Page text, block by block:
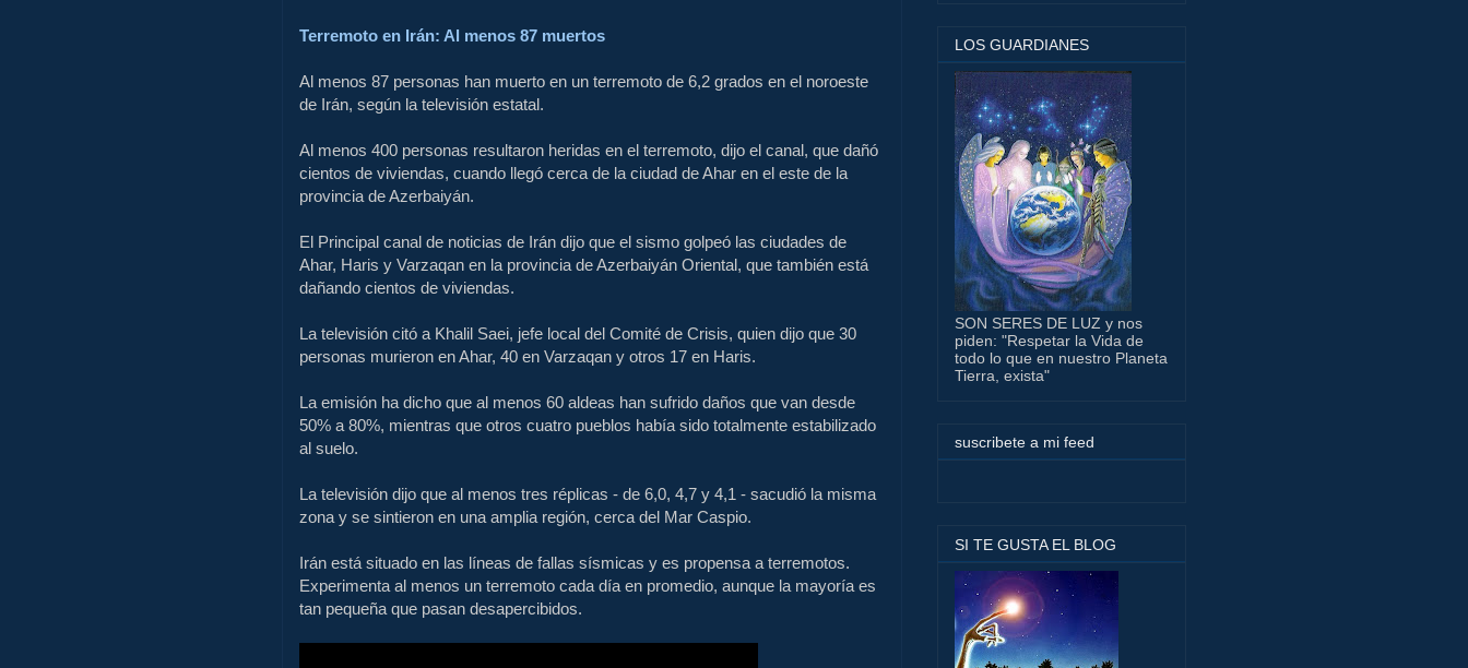
Terremoto en Irán: Al menos 87 muertos
Al menos 87 personas han muerto en un terremoto de 6,2 grados en el noroeste
de Irán, según la televisión estatal.
Al menos 400 personas resultaron heridas en el terremoto, dijo el canal, que dañó
cientos de viviendas, cuando llegó cerca de la ciudad deAhar en el este de la
provincia de Azerbaiyán.
El Principal canal de noticias de Irán dijo que el sismo golpeó las ciudades de
Ahar, Haris y Varzaqan en la provincia de Azerbaiyán Oriental, que también está
dañando cientos de viviendas.
La televisión citó a Khalil Saei, jefe local del Comité de Crisis, quien dijo que 30
personas murieron enAhar, 40 en Varzaqan y otros 17 en Haris.
La emisión ha dicho que al menos 60 aldeas han sufrido daños que van desde
50% a 80%, mientras que otros cuatro pueblos había sido totalmente estabilizado
al suelo.
La televisión dijo que al menos tres réplicas - de 6,0, 4,7 y 4,1 - sacudió la misma
zona y se sintieron en una amplia región, cerca del Mar Caspio.
Irán está situado en las líneas de fallas sísmicas y es propensa a terremotos.
Experimenta al menos un terremoto cada día en promedio, aunque la mayoría es
tan pequeña que pasan desapercibidos.
LOS GUARDIANES
SON SERES DE LUZ y nos
piden: "Respetar la Vida de
todo lo que en nuestro Planeta
Tierra, exista"
suscribete a mi feed
SI TE GUSTA EL BLOG